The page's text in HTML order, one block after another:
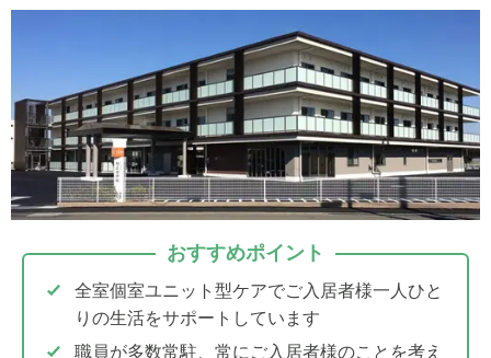
おすすめポイント
全室個室ユニット型ケアでご入居者様一人ひと
りの生活をサポートしています
職員が多数常駐、常にご入居者様のことを考え